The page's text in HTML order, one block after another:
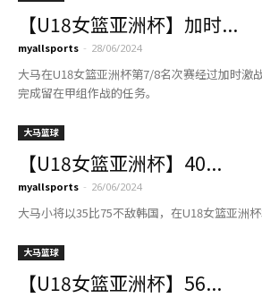
【U18女篮亚洲杯】加时...
myallsports - 28/06/2024
大马在U18女篮亚洲杯第7/8名次赛经过加时激
完成留在甲组作战的任务。
大马篮球
【U18女篮亚洲杯】40...
myallsports - 26/06/2024
大马小将以35比75不敌韩国，在U18女篮亚洲杯
大马篮球
【U18女篮亚洲杯】56...